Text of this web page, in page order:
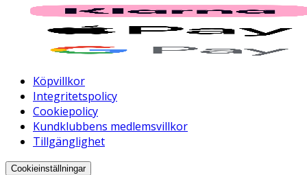
Köpvillkor
Integritetspolicy
Cookiepolicy
Kundklubbens medlemsvillkor
Tillgänglighet
Cookieinställningar